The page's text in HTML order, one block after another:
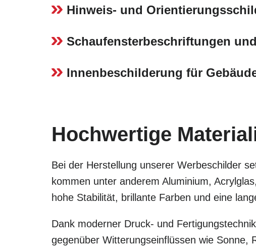
Hinweis- und
Schaufensterbeschriftungen
Innenbeschilderung für
Hochwertige
Bei der Herstellung unserer Werbeschilder
kommen unter anderem Aluminium,
hohe Stabilität, brillante Farben und eine
Dank moderner Druck- und
gegenüber Witterungseinflüssen wie Sonne,